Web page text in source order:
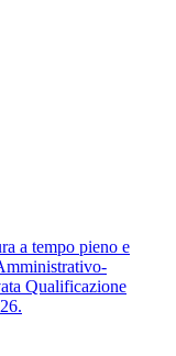
a tempo pieno e
Qualificazione